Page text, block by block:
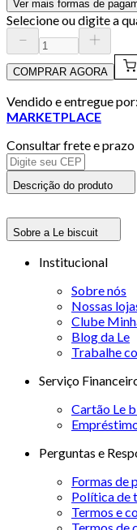
Ver mais formas de
Selecione ou digite a
COMPRAR AGORA
Vendido e entregue por:
MARKETPLACE
Consultar frete e prazo
Descrição do produto
Sobre a Le biscuit
Institucional
Sobre nós
Nossas
Clube
Blog da Le
Trabalhe
Serviço
Cartão Le
Perguntas e
Formas de
Política de
Termos e